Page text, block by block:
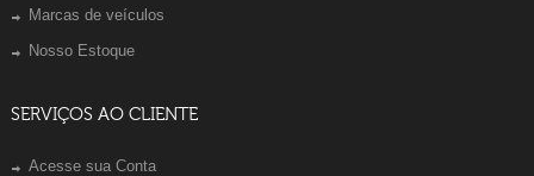
Marcas de veículos
Nosso Estoque
SERVIÇOS AO CLIENTE
Acesse sua Conta